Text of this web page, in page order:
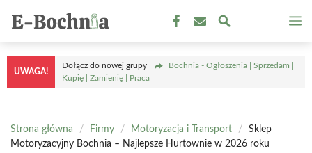
treści
UWAGA!
Dołącz do nowej grupy
Bochnia - Ogłoszenia | Sprzedam |
Kupię | Zamienię | Praca
Strona główna / Firmy / Motoryzacja i Transport /
Sklep
Motoryzacyjny Bochnia – Najlepsze Hurtownie w 2026 roku